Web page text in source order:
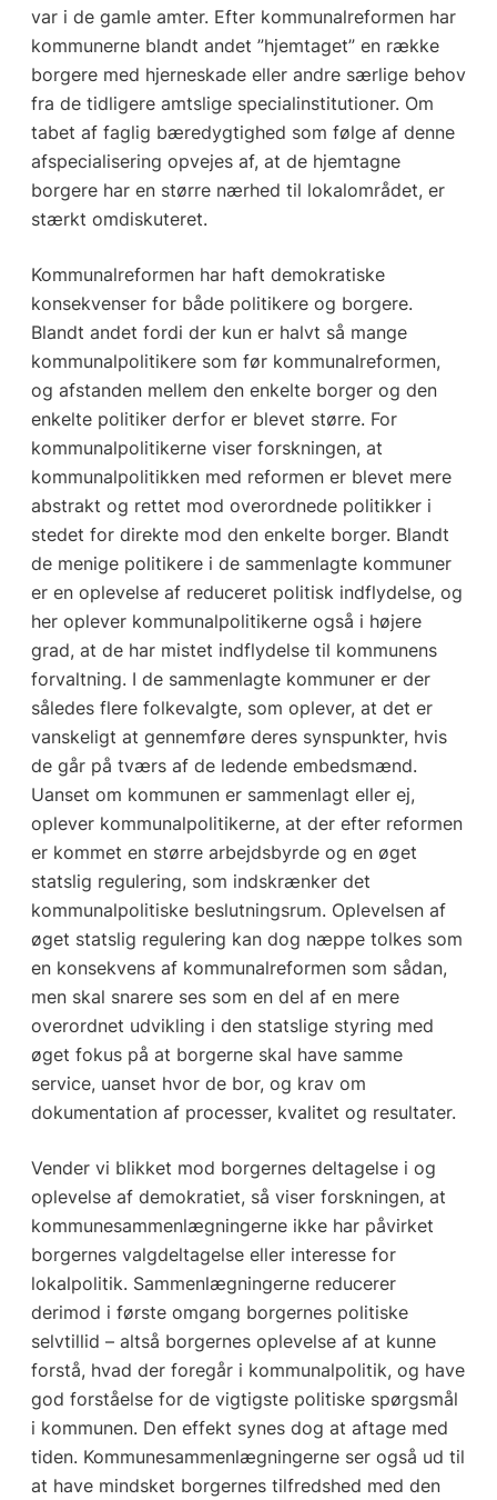
var i de gamle amter. Efter kommunalreformen har
kommunerne blandt andet ”hjemtaget” en række
borgere med hjerneskade eller andre særlige behov
fra de tidligere amtslige specialinstitutioner. Om
tabet af faglig bæredygtighed som følge af denne
afspecialisering opvejes af, at de hjemtagne
borgere har en større nærhed til lokalområdet, er
stærkt omdiskuteret.
Kommunalreformen har haft demokratiske
konsekvenser for både politikere og borgere.
Blandt andet fordi der kun er halvt så mange
kommunalpolitikere som før kommunalreformen,
og afstanden mellem den enkelte borger og den
enkelte politiker derfor er blevet større. For
kommunalpolitikerne viser forskningen, at
kommunalpolitikken med reformen er blevet mere
abstrakt og rettet mod overordnede politikker i
stedet for direkte mod den enkelte borger. Blandt
de menige politikere i de sammenlagte kommuner
er en oplevelse af reduceret politisk indflydelse, og
her oplever kommunalpolitikerne også i højere
grad, at de har mistet indflydelse til kommunens
forvaltning. I de sammenlagte kommuner er der
således flere folkevalgte, som oplever, at det er
vanskeligt at gennemføre deres synspunkter, hvis
de går på tværs af de ledende embedsmænd.
Uanset om kommunen er sammenlagt eller ej,
oplever kommunalpolitikerne, at der efter reformen
er kommet en større arbejdsbyrde og en øget
statslig regulering, som indskrænker det
kommunalpolitiske beslutningsrum. Oplevelsen af
øget statslig regulering kan dog næppe tolkes som
en konsekvens af kommunalreformen som sådan,
men skal snarere ses som en del af en mere
overordnet udvikling i den statslige styring med
øget fokus på at borgerne skal have samme
service, uanset hvor de bor, og krav om
dokumentation af processer, kvalitet og resultater.
Vender vi blikket mod borgernes deltagelse i og
oplevelse af demokratiet, så viser forskningen, at
kommunesammenlægningerne ikke har påvirket
borgernes valgdeltagelse eller interesse for
lokalpolitik. Sammenlægningerne reducerer
derimod i første omgang borgernes politiske
selvtillid – altså borgernes oplevelse af at kunne
forstå, hvad der foregår i kommunalpolitik, og have
god forståelse for de vigtigste politiske spørgsmål
i kommunen. Den effekt synes dog at aftage med
tiden. Kommunesammenlægningerne ser også ud til
at have mindsket borgernes tilfredshed med den